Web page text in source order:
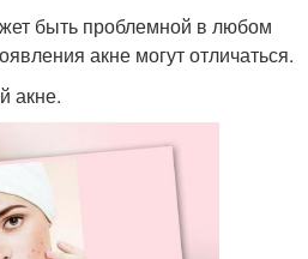
быть проблемной в любом
акне могут отличаться.
акне.